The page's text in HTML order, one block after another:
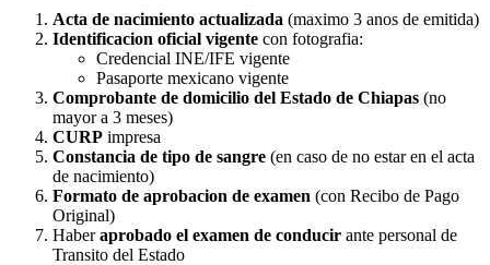
Acta de nacimiento actualizada (maximo 3 anos de emitida)
Identificacion oficial vigente con fotografia:
Credencial INE/IFE vigente
Pasaporte mexicano vigente
Comprobante de domicilio del Estado de Chiapas (no
mayor a 3 meses)
CURP impresa
Constancia de tipo de sangre (en caso de no estar en el acta
de nacimiento)
Formato de aprobacion de examen (con Recibo de Pago
Original)
Haberaprobado el examen de conducir ante personal de
Transito del Estado